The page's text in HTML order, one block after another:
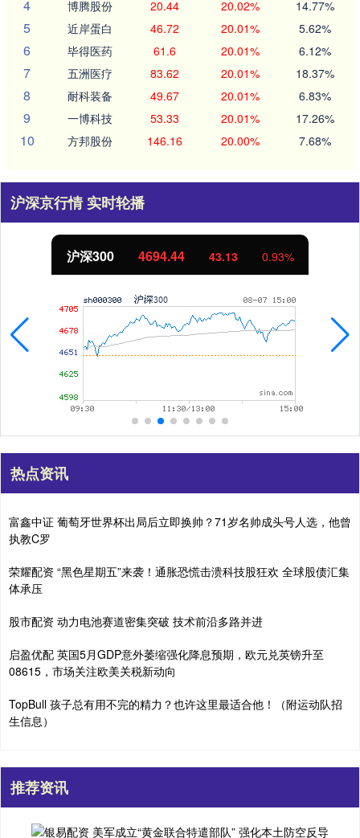
4 博腾股份 20.44 20.02% 14.77%
5 近岸蛋白 46.72 20.01% 5.62%
6 毕得医药 61.6 20.01% 6.12%
7 五洲医疗 83.62 20.01% 18.37%
8 耐科装备 49.67 20.01% 6.83%
9 一博科技 53.33 20.01% 17.26%
10 方邦股份 146.16 20.00% 7.68%
沪深京行情 实时轮播
沪深300 4694.44 43.13 0.93%
热点资讯
富鑫中证 葡萄牙世界杯出局后立即换帅？71岁名帅成头号人选，他曾
执教C罗
荣耀配资 “黑色星期五”来袭！通胀恐慌击溃科技股狂欢 全球股债汇集
体承压
股市配资 动力电池赛道密集突破 技术前沿多路并进
启盈优配 英国5月GDP意外萎缩强化降息预期，欧元兑英镑升至
08615，市场关注欧美关税新动向
TopBull 孩子总有用不完的精力？也许这里最适合他！（附运动队招
生信息）
推荐资讯